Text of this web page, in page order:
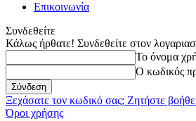
Επικοινωνία
Συνδεθείτε
Κάλως ήρθατε! Συνδεθείτε στον
Το όνομα
Ο κωδικός
Ξεχάσατε τον κωδικό σας; Ζητήστε
Όροι χρήσης